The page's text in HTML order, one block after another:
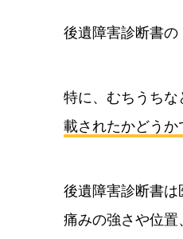
後遺障害診断書の
特に、むちうち
載されたかどう
後遺障害診断書は
痛みの強さや位